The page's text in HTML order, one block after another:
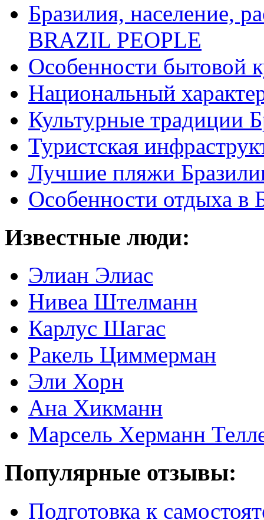
Бразилия, население,
BRAZIL PEOPLE
Особенности бытовой
Национальный
Культурные традиции
Туристская
Лучшие пляжи
Особенности отдыха в
Известные люди:
Элиан Элиас
Нивеа Штелманн
Карлус Шагас
Ракель Циммерман
Эли Хорн
Ана Хикманн
Марсель Херманн
Популярные отзывы:
Подготовка к